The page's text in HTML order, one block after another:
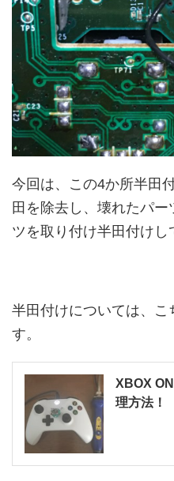
今回は、この4か所半田
田を除去し、壊れたパ
ツを取り付け半田付けし
半田付けについては、こ
す。
XBOX
理方法！